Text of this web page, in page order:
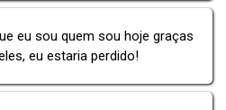
eu sou quem sou hoje graças
eu estaria perdido!